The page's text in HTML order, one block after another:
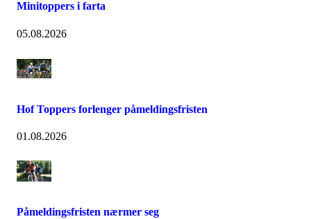
Minitoppers i farta
05.08.2026
Hof Toppers forlenger påmeldingsfristen
01.08.2026
Påmeldingsfristen nærmer seg